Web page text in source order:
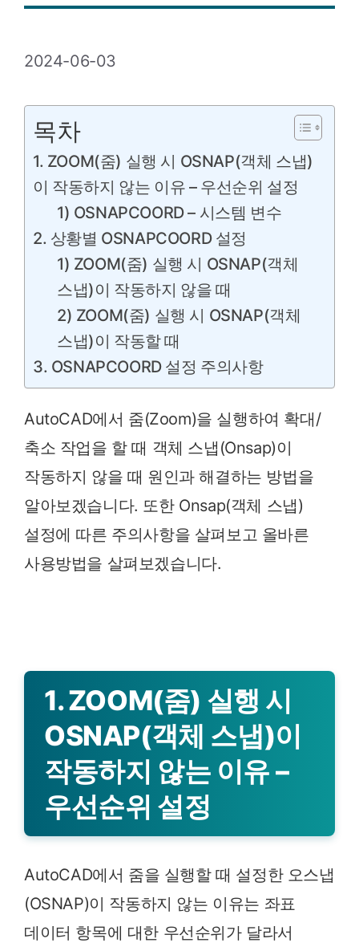
2024-06-03
목차
1. ZOOM(줌) 실행 시 OSNAP(객체 스냅)
이 작동하지 않는 이유 – 우선순위 설정
1) OSNAPCOORD – 시스템 변수
2. 상황별 OSNAPCOORD 설정
1) ZOOM(줌) 실행 시 OSNAP(객체
스냅)이 작동하지 않을 때
2) ZOOM(줌) 실행 시 OSNAP(객체
스냅)이 작동할 때
3. OSNAPCOORD 설정 주의사항
AutoCAD에서 줌(Zoom)을 실행하여 확대/
축소 작업을 할 때 객체 스냅(Onsap)이
작동하지 않을 때 원인과 해결하는 방법을
알아보겠습니다. 또한 Onsap(객체 스냅)
설정에 따른 주의사항을 살펴보고 올바른
사용방법을 살펴보겠습니다.
1. ZOOM(줌) 실행 시
OSNAP(객체 스냅)이
작동하지 않는 이유 –
우선순위 설정
AutoCAD에서 줌을 실행할 때 설정한 오스냅
(OSNAP)이 작동하지 않는 이유는 좌표
데이터 항목에 대한 우선순위가 달라서